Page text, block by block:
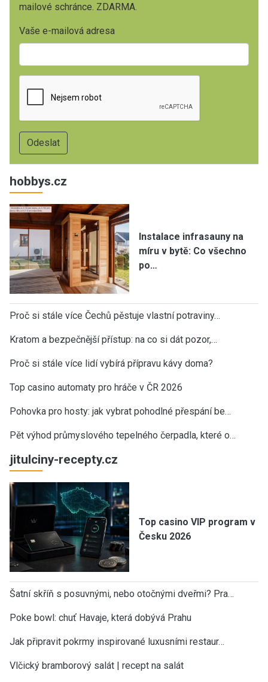
mailové schránce. ZDARMA.
Vaše e-mailová adresa
hobbys.cz
Instalace infrasauny na
míru v bytě: Co všechno
po…
Proč si stále více Čechů pěstuje vlastní potraviny…
Kratom a bezpečnější přístup: na co si dát pozor,…
Proč si stále více lidí vybírá přípravu kávy doma?
Top casino automaty pro hráče v ČR 2026
Pohovka pro hosty: jak vybrat pohodlné přespání be…
Pět výhod průmyslového tepelného čerpadla, které o…
jitulciny-recepty.cz
Top casino VIP program v
Česku 2026
Šatní skříň s posuvnými, nebo otočnými dveřmi? Pra…
Poke bowl: chuť Havaje, která dobývá Prahu
Jak připravit pokrmy inspirované luxusními restaur…
Vlčický bramborový salát | recept na salát